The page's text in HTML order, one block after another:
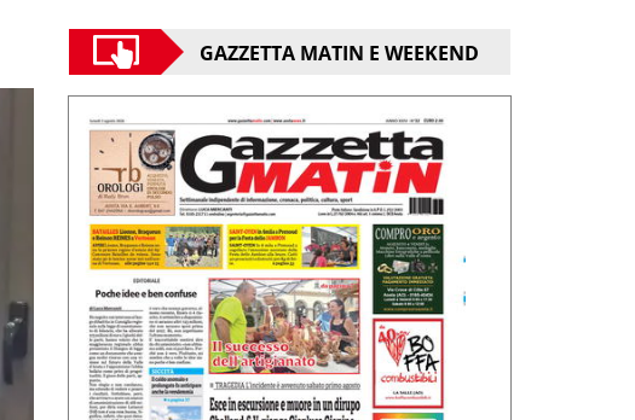
GAZZETTA MATIN E WEEKEND